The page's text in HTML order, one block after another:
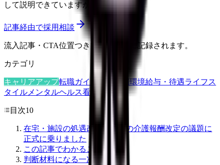
して説明できていますか？
記事経由で採用相談
流入記事・CTA位置つきで管理画面に記録されます。
カテゴリ
キャリアアップ転職ガイド 悩み 職場環境給与・待遇ライフス
タイル メンタルヘルス看護師
目次10
在宅・施設の処遇改善が、次の介護報酬改定の議題に
正式に乗りました
この記事でわかること
判断材料になる一次情報